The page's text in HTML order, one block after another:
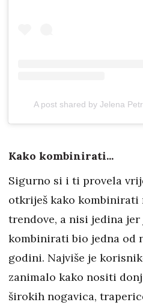
A post shared by Jelena
Kako kombinirati...
Sigurno si i ti provela
otkriješ kako kombinirati
trendove, a nisi jedina jer
kombinirati bio jedna od
godini. Najviše je
zanimalo kako nositi
širokih nogavica,